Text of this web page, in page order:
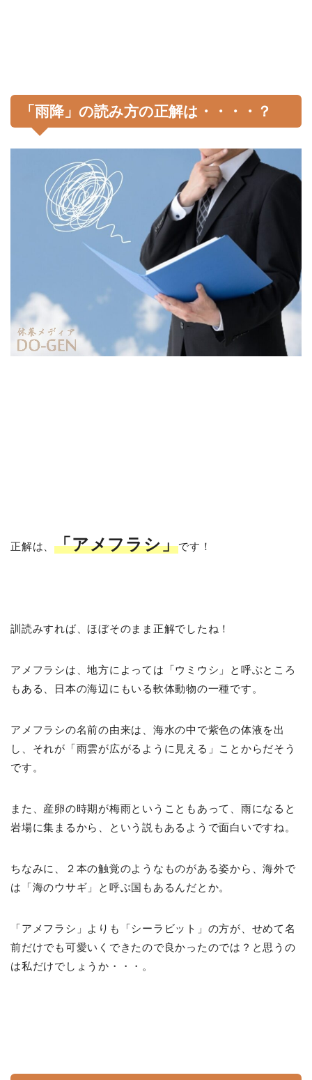
「雨降」の読み方の正解は・・・・？
正解は、「アメフラシ」です！
訓読みすれば、ほぼそのまま正解でしたね！
アメフラシは、地方によっては「ウミウシ」と呼ぶところ
もある、日本の海辺にもいる軟体動物の一種です。
アメフラシの名前の由来は、海水の中で紫色の体液を出
し、それが「雨雲が広がるように見える」ことからだそう
です。
また、産卵の時期が梅雨ということもあって、雨になると
岩場に集まるから、という説もあるようで面白いですね。
ちなみに、２本の触覚のようなものがある姿から、海外で
は「海のウサギ」と呼ぶ国もあるんだとか。
「アメフラシ」よりも「シーラビット」の方が、せめて名
前だけでも可愛いくできたので良かったのでは？と思うの
は私だけでしょうか・・・。